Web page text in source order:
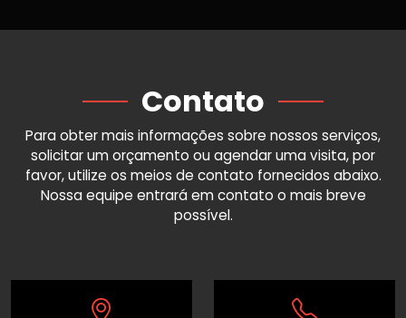
Contato
Para obter mais informações sobre nossos serviços,
solicitar um orçamento ou agendar uma visita, por
favor, utilize os meios de contato fornecidos abaixo.
Nossa equipe entrará em contato o mais breve
possível.